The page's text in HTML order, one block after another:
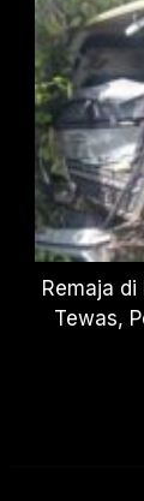
Remaja
Tewas,